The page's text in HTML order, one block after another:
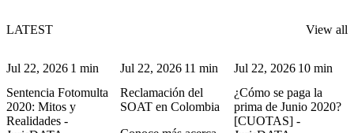
LATEST View all
Jul 22, 2026 1 min
Sentencia Fotomulta
2020: Mitos y
Realidades -
Jul 22, 2026 11 min
Reclamación del
SOAT en Colombia
Jul 22, 2026 10 min
¿Cómo se paga la
prima de Junio 2020?
[CUOTAS] -